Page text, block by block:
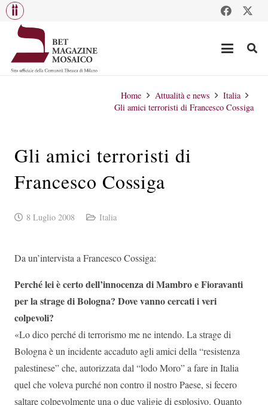
Home Attualità e news
Italia
Gli amici terroristi di Francesco Cossiga
Gli amici terroristi di
Francesco Cossiga
8 Luglio 2008 Italia
Da un’intervista a Francesco Cossiga:
Perché lei è certo dell’innocenza di Mambro e Fioravanti
per la strage di Bologna? Dove vanno cercati i veri
colpevoli?
«Lo dico perché di terrorismo me ne intendo. La strage di
Bologna è un incidente accaduto agli amici della “resistenza
palestinese” che, autorizzata dal “lodo Moro” a fare in Italia
quel che voleva purché non contro il nostro Paese, si fecero
saltare colpevolmente una o due valigie di esplosivo. Quanto